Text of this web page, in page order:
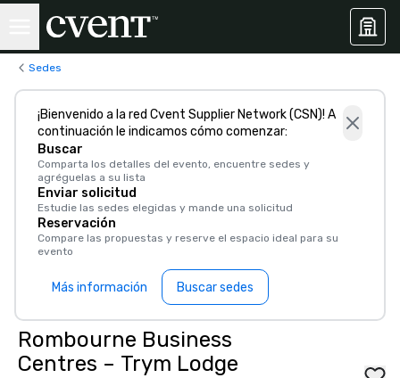
Sedes
¡Bienvenido a la red Cvent Supplier Network (CSN)! A
continuación le indicamos cómo comenzar:
Buscar
Comparta los detalles del evento, encuentre sedes y
agréguelas a su lista
Enviar solicitud
Estudie las sedes elegidas y mande una solicitud
Reservación
Compare las propuestas y reserve el espacio ideal para su
evento
Más información Buscar sedes
Rombourne Business
Centres – Trym Lodge